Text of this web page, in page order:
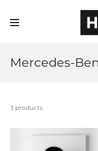
Mercedes-
3 productsVisualizzazione
risultati
Popolarità